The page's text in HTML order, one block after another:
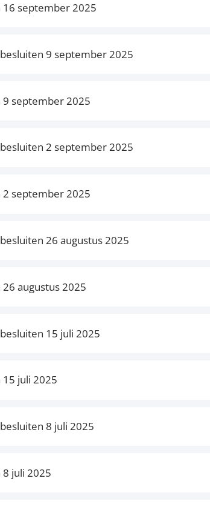
16 september 2025
9 september 2025
9 september 2025
2 september 2025
2 september 2025
26 augustus 2025
26 augustus 2025
15 juli 2025
15 juli 2025
8 juli 2025
8 juli 2025